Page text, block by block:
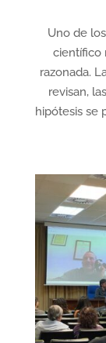
Uno de
científico
razonada.
revisan,
hipótesis se